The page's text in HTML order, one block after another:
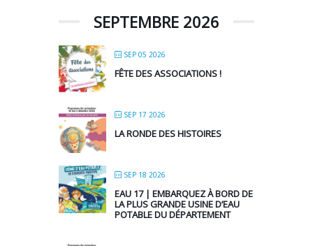
SEPTEMBRE 2026
SEP 05 2026
FÊTE DES ASSOCIATIONS !
SEP 17 2026
LA RONDE DES HISTOIRES
SEP 18 2026
EAU 17 | EMBARQUEZ À BORD DE
LA PLUS GRANDE USINE D’EAU
POTABLE DU DÉPARTEMENT